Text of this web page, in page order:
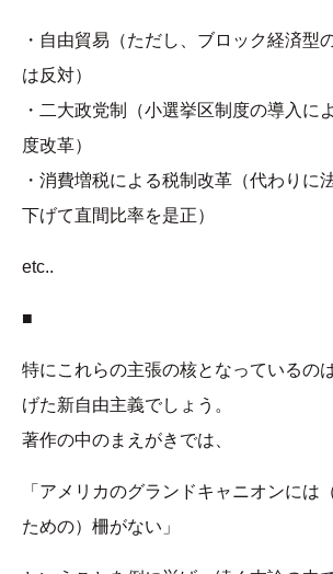
・自由貿易（ただし、ブロック経済型
は反対）
・二大政党制（小選挙区制度の導入に
度改革）
・消費増税による税制改革（代わりに
下げて直間比率を是正）
etc..
■
特にこれらの主張の核となっているの
げた新自由主義でしょう。
著作の中のまえがきでは、
「アメリカのグランドキャニオンには
ための）柵がない」